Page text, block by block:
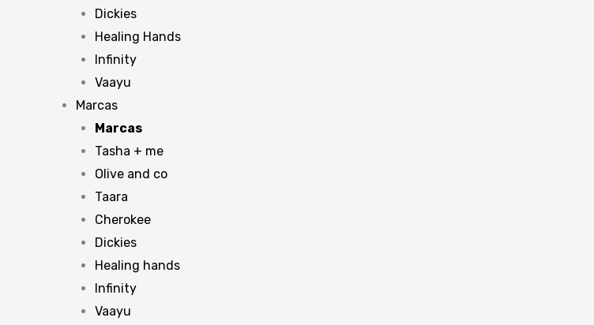
Dickies
Healing Hands
Infinity
Vaayu
Marcas
Marcas
Tasha + me
Olive and co
Taara
Cherokee
Dickies
Healing hands
Infinity
Vaayu